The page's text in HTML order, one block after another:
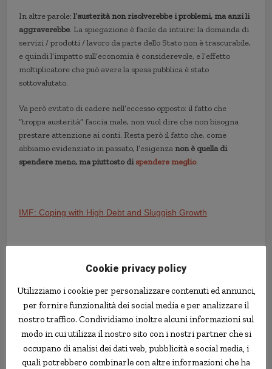
In altre parole:l’austerità non risolverebbe i problemi, ma anzi li
aggraverebbe. La spiegazione è facile da intuire: la domanda di
servizi / prodotti / lavoro da parte dello Stato non è trascurabile,
e quindi l’impatto sull’economia è considerevole, e l’effetto
moltiplicatore che può avere la spesa pubblica è stato
sottovalutato.
Va però evitato di cadere nell’eccesso opposto: il fatto che
“troppa austerità” faccia male, non vuol dire che non bisogna
prestare attenzione ai conti. Resta però il fatto che, come
abbiamo evidenziato in passato, l’esigenza non è quella di
spendere meno, ma piuttosto dispendere meglio.
IMF: Coping with High Debt and Sluggish Growth
Banche e Risparmio[http://www.banknoise.com]
austerità economia europa fmi Italia
Cookie privacy policy
Utilizziamo i cookie per personalizzare contenuti ed annunci,
per fornire funzionalità dei social media e per analizzare il
nostro traffico. Condividiamo inoltre alcuni informazioni sul
modo in cui utilizza il nostro sito con i nostri partner che si
occupano di analisi dei dati web, pubblicità e social media, i
quali potrebbero combinarle con altre informazioni che ha